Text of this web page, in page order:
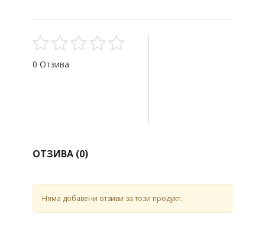
0 Отзива
ОТЗИВА (0)
Няма добавени отзиви за този продукт.